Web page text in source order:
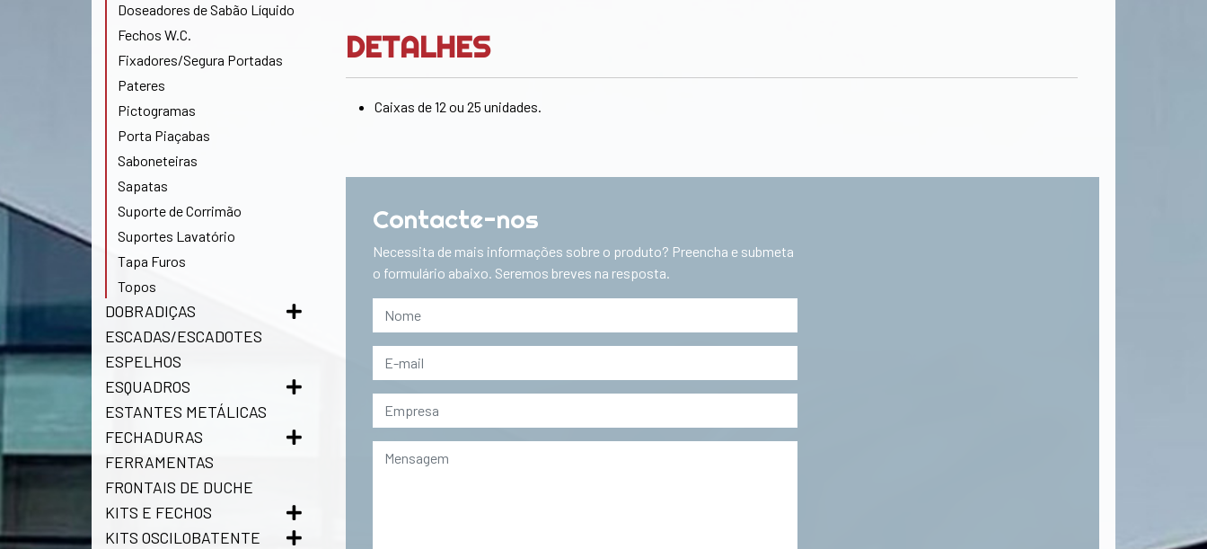
Doseadores de Sabão Líquido
Fechos W.C.
Fixadores/Segura Portadas
Pateres
Pictogramas
Porta Piaçabas
Saboneteiras
Sapatas
Suporte de Corrimão
Suportes Lavatório
Tapa Furos
Topos
DOBRADIÇAS
ESCADAS/ESCADOTES
ESPELHOS
ESQUADROS
ESTANTES METÁLICAS
FECHADURAS
FERRAMENTAS
FRONTAIS DE DUCHE
KITS E FECHOS
KITS OSCILOBATENTE
DETALHES
Caixas de 12 ou 25 unidades.
Contacte-nos
Necessita de mais informações sobre o produto? Preencha e submeta
o formulário abaixo. Seremos breves na resposta.